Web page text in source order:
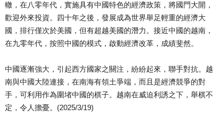
轍，在八零年代，實施具有中國特色的經濟政策，將國門大開，
歡迎外來投資。四十年之後，發展成為世界舉足輕重的經濟大
國，排行僅次於美國，但有超越美國的潛力。接近中國的越南，
在九零年代，按照中國的模式，啟動經濟改革，成績斐然。
中國逐漸強大，引起西方國家之關注，紛紛起來，聯手對抗。越
南與中國大陸連接，在南海有領土爭端，而且是經濟競爭的對
手，可利用作為圍堵中國的棋子。越南在威迫利誘之下，舉棋不
定，令人擔憂。(2025/3/19)